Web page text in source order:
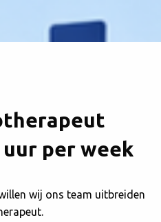
per week
wij ons team uitbreiden